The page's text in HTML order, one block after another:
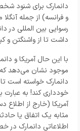
دانمارک برای شنود
و فرانسه) از جمله
رسوایی بین المللی در
داشت تا از واشنگتن
با این حال آمریکا و
موجود نشان می‌دهد که
دانمارک خواسته است تا
خودداری کند! به عبارت
آمریکا (خارج از اطلاع
مثابه یک اتفاق یا
اطلاعاتی دانمارک در